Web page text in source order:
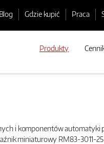
Blog Gdzie kupić Praca
Produkty
i komponentów automatyki
miniaturowy RM83-3011-